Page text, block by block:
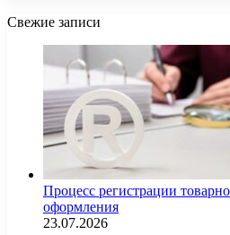
Свежие записи
Процесс регистрации
оформления
23.07.2026